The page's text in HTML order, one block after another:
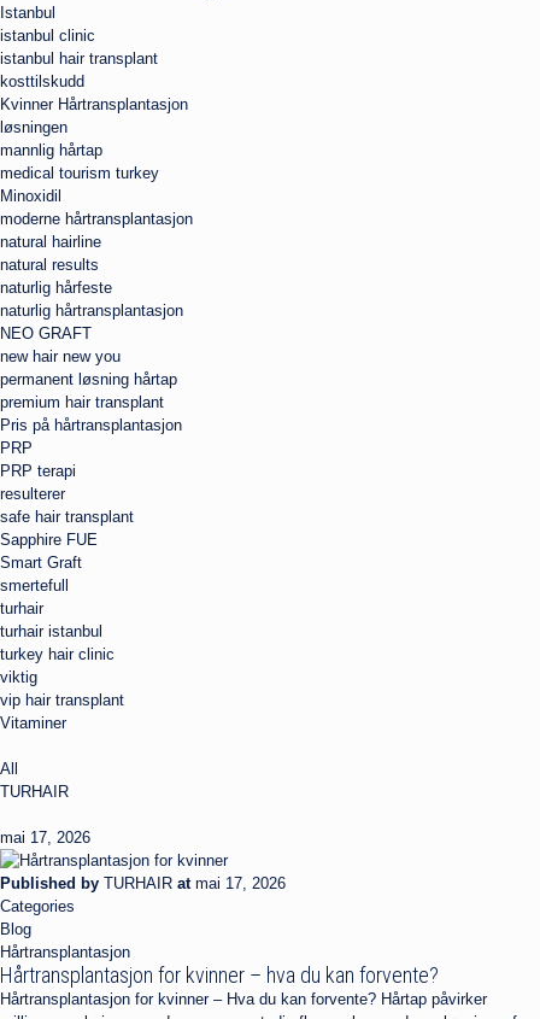
Istanbul
istanbul clinic
istanbul hair transplant
kosttilskudd
Kvinner Hårtransplantasjon
løsningen
mannlig hårtap
medical tourism turkey
Minoxidil
moderne hårtransplantasjon
natural hairline
natural results
naturlig hårfeste
naturlig hårtransplantasjon
NEO GRAFT
new hair new you
permanent løsning hårtap
premium hair transplant
Pris på hårtransplantasjon
PRP
PRP terapi
resulterer
safe hair transplant
Sapphire FUE
Smart Graft
smertefull
turhair
turhair istanbul
turkey hair clinic
viktig
vip hair transplant
Vitaminer
All
TURHAIR
mai 17, 2026
Published by TURHAIR at mai 17, 2026
Categories
Blog
Hårtransplantasjon
Hårtransplantasjon for kvinner – hva du kan forvente?
Hårtransplantasjon for kvinner – Hva du kan forvente? Hårtap påvirker